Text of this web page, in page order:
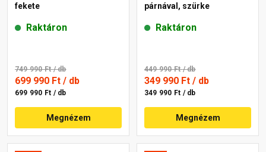
fekete
Raktáron
749 990 Ft/ db
699 990 Ft / db
699 990 Ft / db
Megnézem
párnával, szürke
Raktáron
449 990 Ft/ db
349 990 Ft / db
349 990 Ft / db
Megnézem